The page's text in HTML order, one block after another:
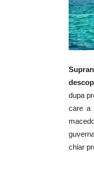
dupa
care a
chiar